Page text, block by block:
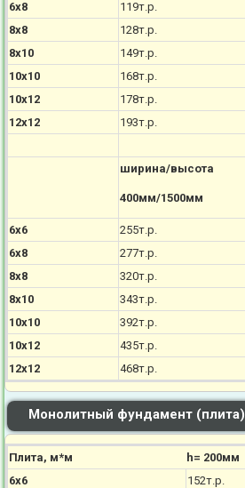
6х8 119т.р.
8х8
128т.р.
8х10
149т.р.
10х10
168т.р.
10х12
178т.р.
12х12
193т.р.
ширина/высота
400мм/1500мм
6х6 255т.р.
6х8
277т.р.
8х8
320т.р.
8х10
343т.р.
10х10
392т.р.
10х12
435т.р.
12х12
468т.р.
Монолитный фундамент (плита)
Плита, м*м h= 200мм
6х6
152т.р.